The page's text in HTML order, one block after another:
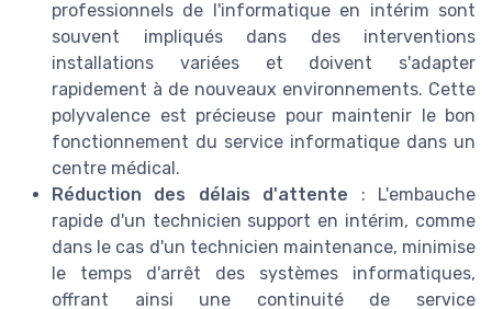
professionnels de l'informatique en intérim sont
souvent impliqués dans des interventions
installations variées et doivent s'adapter
rapidement à de nouveaux environnements. Cette
polyvalence est précieuse pour maintenir le bon
fonctionnement du service informatique dans un
centre médical.
Réduction des délais d'attente : L'embauche
rapide d'un technicien support en intérim, comme
dans le cas d'un technicien maintenance, minimise
le temps d'arrêt des systèmes informatiques,
offrant ainsi une continuité de service